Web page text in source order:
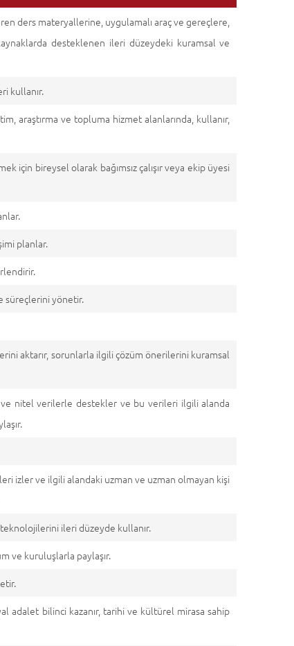
ders materyallerine, uygulamalı araç ve gereçlere,
desteklenen ileri düzeydeki kuramsal ve
kullanır.
araştırma ve topluma hizmet alanlarında, kullanır,
için bireysel olarak bağımsız çalışır veya ekip üyesi
planlar.
süreçlerini yönetir.
aktarır, sorunlarla ilgili çözüm önerilerini kuramsal
nitel verilerle destekler ve bu verileri ilgili alanda
izler ve ilgili alandaki uzman ve uzman olmayan kişi
ileri düzeyde kullanır.
ve kuruluşlarla paylaşır.
adalet bilinci kazanır, tarihi ve kültürel mirasa sahip